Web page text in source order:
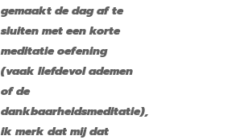
gemaakt de dag af te
sluiten met een korte
meditatie oefening
(vaak liefdevol ademen
of de
dankbaarheidsmeditatie),
ik merk dat mij dat